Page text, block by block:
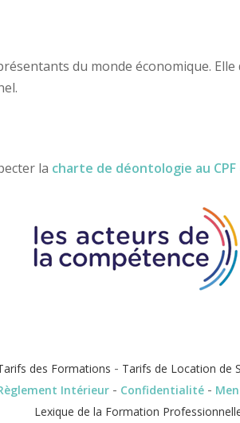
du monde économique.
la charte de déontologie au
des Formations - Tarifs de Location de
Intérieur - Confidentialité -
Lexique de la Formation